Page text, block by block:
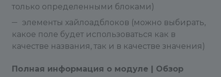
только определенными блоками)
элементы хайлоадблоков (можно выбирать,
какое поле будет использоваться как в
качестве названия, так и в качестве значения)
Полная информация о модуле | Обзор